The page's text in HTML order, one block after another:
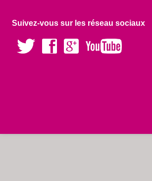
Suivez-vous sur les réseau sociaux